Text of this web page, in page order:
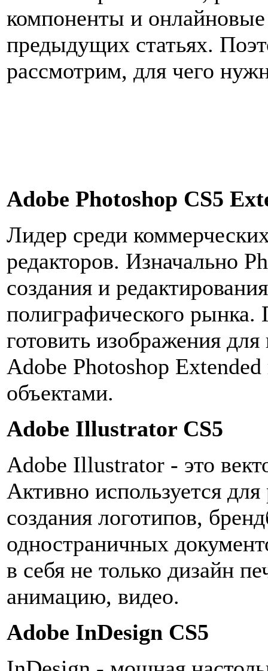
компоненты и
предыдущих статьях.
рассмотрим, для чего
Adobe Photoshop CS5
Лидер среди
редакторов. Изначально
создания и
полиграфического
готовить изображения
Adobe Photoshop Extended
объектами.
Adobe Illustrator CS5
Adobe Illustrator - это
Активно используется
создания логотипов,
одностраничных
в себя не только дизайн
анимацию, видео.
Adobe InDesign CS5